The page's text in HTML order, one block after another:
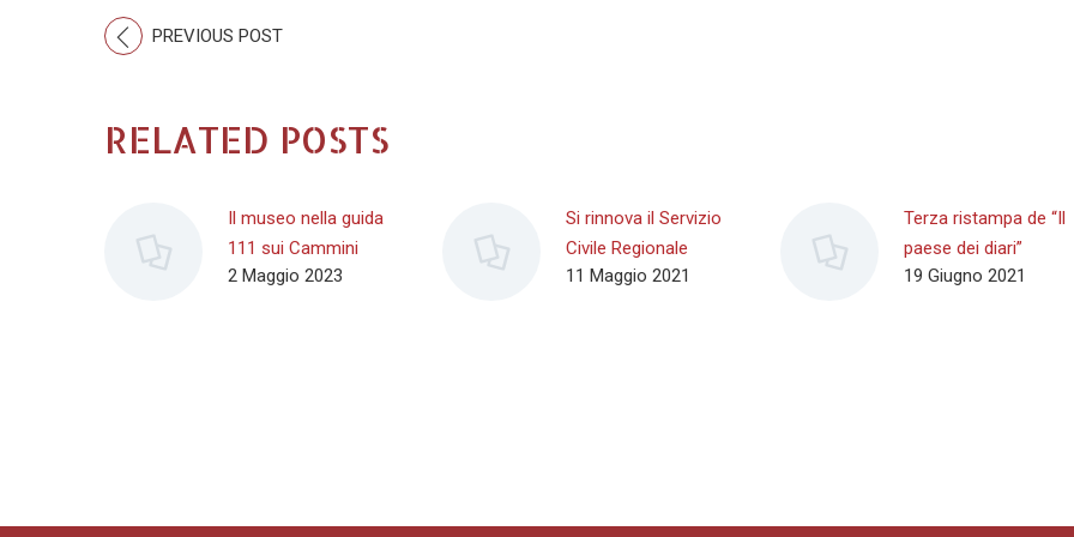
PREVIOUS POST
RELATED POSTS
Il museo nella guida
111 sui Cammini
2 Maggio 2023
Si rinnova il Servizio
Civile Regionale
11 Maggio 2021
Terza ristampa de “Il
paese dei diari”
19 Giugno 2021